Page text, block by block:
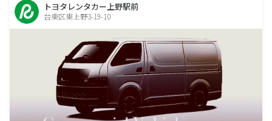
トヨタレンタカー上野駅前
台東区東上野3-19-10